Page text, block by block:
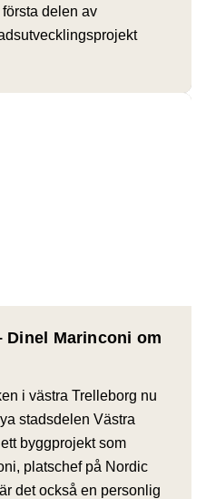
delen av
Dinel Marinconi om
i västra Trelleborg nu
stadsdelen Västra
byggprojekt som
platschef på Nordic
det också en personlig